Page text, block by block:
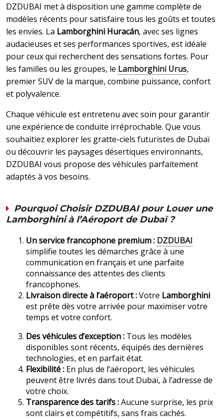
DZDUBAI met à disposition une gamme complète de
modèles récents pour satisfaire tous les goûts et toutes
les envies. La Lamborghini Huracán, avec ses lignes
audacieuses et ses performances sportives, est idéale
pour ceux qui recherchent des sensations fortes. Pour
les familles ou les groupes, le Lamborghini Urus,
premier SUV de la marque, combine puissance, confort
et polyvalence.
Chaque véhicule est entretenu avec soin pour garantir
une expérience de conduite irréprochable. Que vous
souhaitiez explorer les gratte-ciels futuristes de Dubaï
ou découvrir les paysages désertiques environnants,
DZDUBAI vous propose des véhicules parfaitement
adaptés à vos besoins.
Pourquoi Choisir DZDUBAI pour Louer une
Lamborghini à l’Aéroport de Dubaï ?
Un service francophone premium : DZDUBAI
simplifie toutes les démarches grâce à une
communication en français et une parfaite
connaissance des attentes des clients
francophones.
Livraison directe à l’aéroport :Votre Lamborghini
est prête dès votre arrivée pour maximiser votre
temps et votre confort.
Des véhicules d’exception : Tous les modèles
disponibles sont récents, équipés des dernières
technologies, et en parfait état.
Flexibilité : En plus de l’aéroport, les véhicules
peuvent être livrés dans tout Dubaï, à l’adresse de
votre choix.
Transparence des tarifs :Aucune surprise, les prix
sont clairs et compétitifs, sans frais cachés.